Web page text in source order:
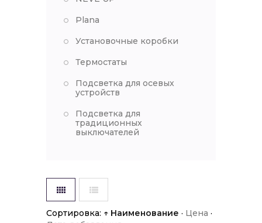
Plana
Установочные коробки
Термостаты
Подсветка для осевых
устройств
Подсветка для
традиционных
выключателей
Сортировка: ↑ Наименование · Цена ·